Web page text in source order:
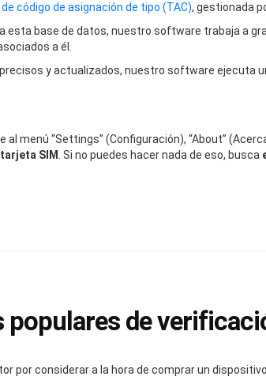
código de asignación de tipo (TAC), gestionada
esta base de datos, nuestro software trabaja a
a él.
y actualizados, nuestro software ejecuta
al menú “Settings” (Configuración), “About”
tarjeta SIM . Si no puedes hacer nada de eso, busca
de
por considerar a la hora de comprar un